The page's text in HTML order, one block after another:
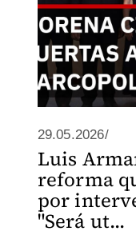
29.05.2026/
Luis
reforma
por
"Será ut...